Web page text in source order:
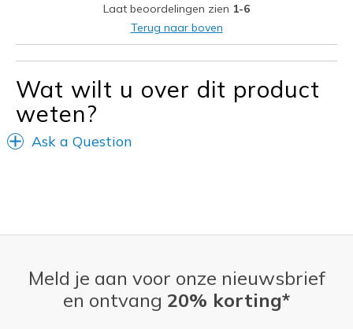
Beste toepassingen
Going Out
Width
Laat beoordelingen zien 1-6
Terug naar boven
Wat wilt u over dit product
weten?
Ask a Question
Meld je aan voor onze nieuwsbrief
en ontvang 20% korting*